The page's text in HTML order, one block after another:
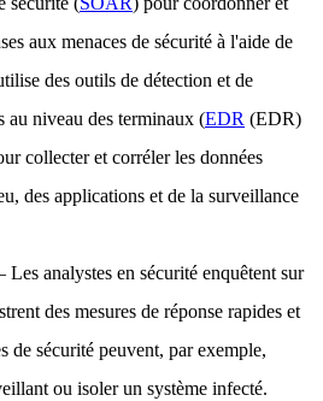
aux menaces de sécurité à l'aide de
des outils de détection et de
au niveau des terminaux (EDR (EDR)
collecter et corréler les données
des applications et de la surveillance
analystes en sécurité enquêtent sur
des mesures de réponse rapides et
de sécurité peuvent, par exemple,
ou isoler un système infecté.